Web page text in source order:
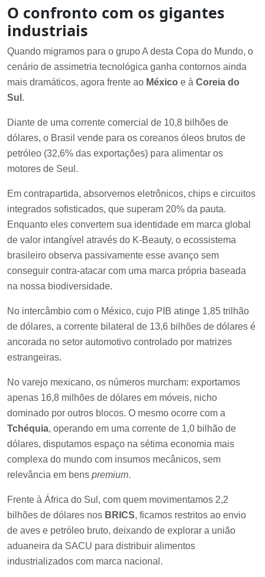
O confronto com os gigantes
industriais
Quando migramos para o grupo A desta Copa do Mundo, o
cenário de assimetria tecnológica ganha contornos ainda
mais dramáticos, agora frente ao México e à Coreia do
Sul .
Diante de uma corrente comercial de 10,8 bilhões de
dólares, o Brasil vende para os coreanos óleos brutos de
petróleo (32,6% das exportações) para alimentar os
motores de Seul.
Em contrapartida, absorvemos eletrônicos, chips e circuitos
integrados sofisticados, que superam 20% da pauta.
Enquanto eles convertem sua identidade em marca global
de valor intangível através do K-Beauty, o ecossistema
brasileiro observa passivamente esse avanço sem
conseguir contra-atacar com uma marca própria baseada
na nossa biodiversidade.
No intercâmbio com o México, cujo PIB atinge 1,85 trilhão
de dólares, a corrente bilateral de 13,6 bilhões de dólares é
ancorada no setor automotivo controlado por matrizes
estrangeiras.
No varejo mexicano, os números murcham: exportamos
apenas 16,8 milhões de dólares em móveis, nicho
dominado por outros blocos. O mesmo ocorre com a
Tchéquia, operando em uma corrente de 1,0 bilhão de
dólares, disputamos espaço na sétima economia mais
complexa do mundo com insumos mecânicos, sem
relevância em bens premium.
Frente à África do Sul, com quem movimentamos 2,2
bilhões de dólares nos BRICS, ficamos restritos ao envio
de aves e petróleo bruto, deixando de explorar a união
aduaneira da SACU para distribuir alimentos
industrializados com marca nacional.